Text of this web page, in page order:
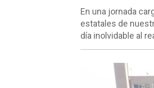
En una jornada
estatales de
día inolvidable al